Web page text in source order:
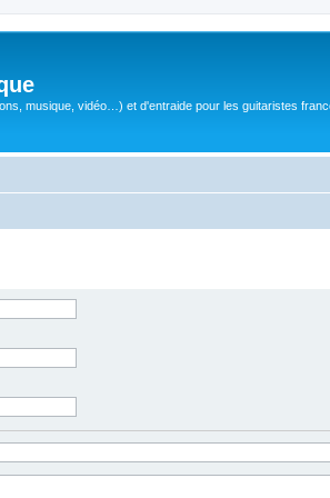
musique, vidéo…) et d'entraide pour les guitaristes